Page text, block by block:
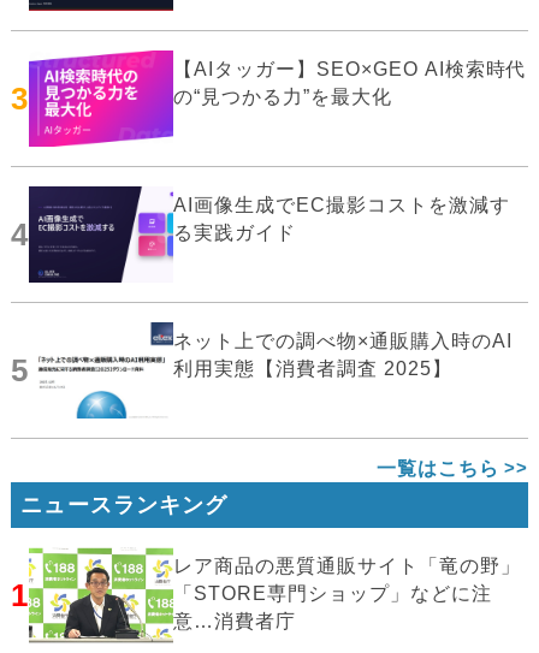
3
【AIタッガー】SEO×GEO AI検索時代
の“見つかる力”を最大化
4
AI画像生成でEC撮影コストを激減す
る実践ガイド
5
ネット上での調べ物×通販購入時のAI
利用実態【消費者調査 2025】
一覧はこちら
ニュースランキング
1
レア商品の悪質通販サイト「竜の野」
「STORE専門ショップ」などに注
意…消費者庁